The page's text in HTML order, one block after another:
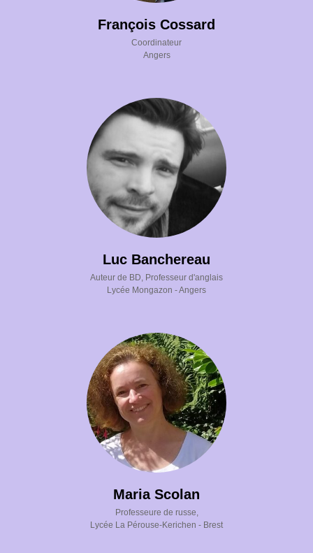
François Cossard
Coordinateur
Angers
Luc Banchereau
Auteur de BD, Professeur d'anglais
Lycée Mongazon - Angers
Maria Scolan
Professeure de russe,
Lycée La Pérouse-Kerichen - Brest